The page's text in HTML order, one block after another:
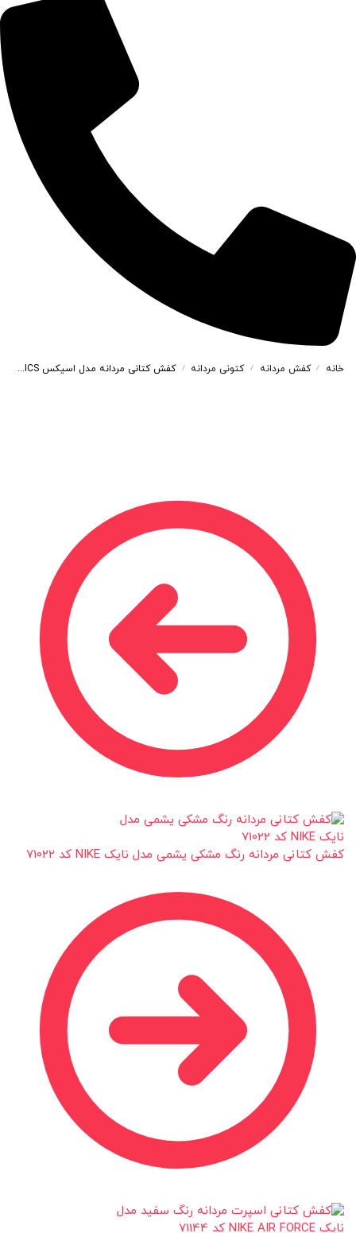
خانه / کفش مردانه / کتونی مردانه / کفش کتانی مردانه مدل اسیکس ASICS رنگ مشکی کد 95150
کفش کتانی مردانه رنگ مشکی یشمی مدل نایک NIKE کد 71022